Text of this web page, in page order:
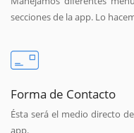
secciones de la app. Lo
Forma de Contacto
Ésta será el medio directo
app.